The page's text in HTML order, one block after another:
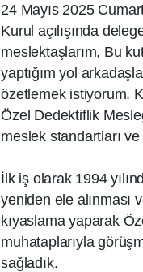
24 Mayıs 2025
Kurul açılışında
meslektaşlarım, Bu
yaptığım yol
özetlemek istiyorum.
Özel Dedektiflik
meslek standartları
İlk iş olarak 1994
yeniden ele alınması
kıyaslama yaparak
muhataplarıyla
sağladık.